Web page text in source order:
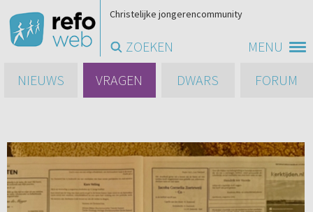
MENU
Christelijke jongerencommunity
ZOEKEN
NIEUWS
VRAGEN DWARS FORUM